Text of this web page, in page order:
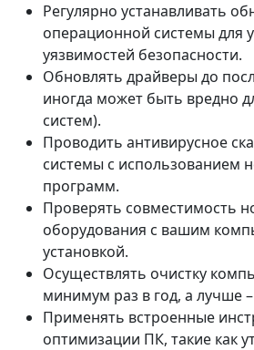
Регулярно устанавливать
операционной системы для
уязвимостей безопасности.
Обновлять драйверы до
иногда может быть вредно
систем).
Проводить антивирусное
системы с использованием
программ.
Проверять совместимость
оборудования с вашим
установкой.
Осуществлять очистку
минимум раз в год, а лучше
Применять встроенные
оптимизации ПК, такие как